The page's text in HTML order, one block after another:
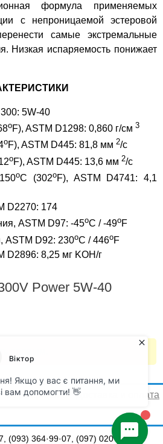
формула применяемых
с непроницаемой эстеровой
самые экстремальные
Низкая испаряемость понижает
5W-40
oF), ASTM D1298: 0,860 г/см 3
oF), ASTM D445: 81,8 мм 2/с
oF), ASTM D445: 13,6 мм 2/с
oC (302oF), ASTM D4741: 4,1
D2270: 174
ASTM D97: -45oC / -49oF
ASTM D92: 230oC / 446oF
D2896: 8,25 мг KOH/г
Power 5W-40
первым.
Сертификаты
Доставка и оплата
(093) 364·99·07, (097) 020·07·27